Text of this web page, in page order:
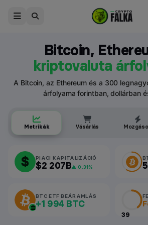
Bitcoin,
kriptovaluta
A Bitcoin, az Ethereum és a 300
árfolyama forintban, dollárban
Metrikák Vásárlás
$ PIACI KAPITALIZÁCIÓ
$2 207B▲ 0,31%
BTC ETF BEÁRAMLÁS
+1 994 BTC
39